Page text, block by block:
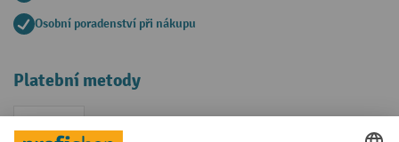
Osobní poradenství při nákupu
Platební metody
Faktura